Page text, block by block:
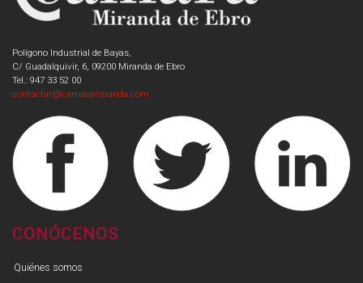
Polígono Industrial de Bayas,
C/ Guadalquivir, 6, 09200 Miranda de Ebro
Tel.: 947 33 52 00
contactar@camaramiranda.com
CONÓCENOS
Quiénes somos